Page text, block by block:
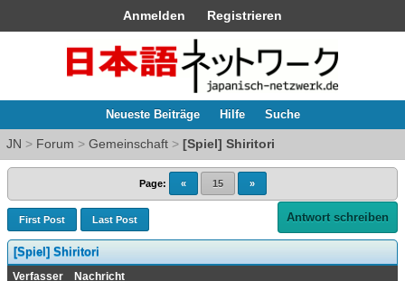
Anmelden Registrieren
Neueste Beiträge Hilfe Suche
JN > Forum > Gemeinschaft > [Spiel] Shiritori
Page: « 15 »
First Post Last Post Antwort schreiben
[Spiel] Shiritori
Verfasser Nachricht